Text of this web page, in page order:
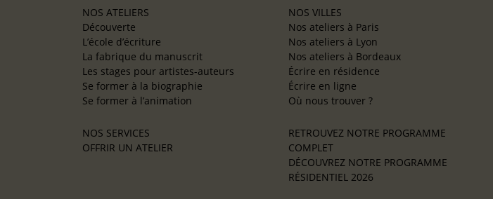
NOS ATELIERS
Découverte
L’école d’écriture
La fabrique du manuscrit
Les stages pour artistes-auteurs
Se former à la biographie
Se former à l’animation
NOS SERVICES
OFFRIR UN ATELIER
NOS VILLES
Nos ateliers à Paris
Nos ateliers à Lyon
Nos ateliers à Bordeaux
Écrire en résidence
Écrire en ligne
Où nous trouver ?
RETROUVEZ NOTRE PROGRAMME
COMPLET
DÉCOUVREZ NOTRE PROGRAMME
RÉSIDENTIEL 2026